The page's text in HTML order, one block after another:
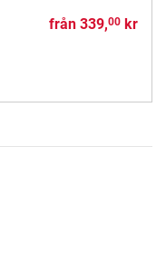
från 339,00kr